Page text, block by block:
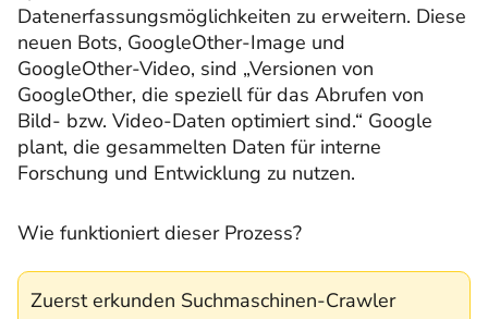
Datenerfassungsmöglichkeiten zu erweitern. Diese
neuen Bots, GoogleOther-Image und
GoogleOther-Video, sind „Versionen von
GoogleOther, die speziell für das Abrufen von
Bild- bzw. Video-Daten optimiert sind.“ Google
plant, die gesammelten Daten für interne
Forschung und Entwicklung zu nutzen.
Wie funktioniert dieser Prozess?
Zuerst erkunden Suchmaschinen-Crawler